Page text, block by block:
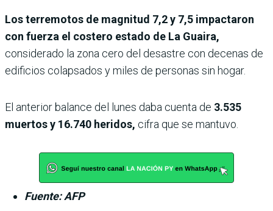
Los terremotos de magnitud 7,2 y 7,5 impactaron
con fuerza el costero estado de La Guaira,
considerado la zona cero del desastre con decenas de
edificios colapsados y miles de personas sin hogar.
El anterior balance del lunes daba cuenta de 3.535
muertos y 16.740 heridos, cifra que se mantuvo.
Fuente: AFP